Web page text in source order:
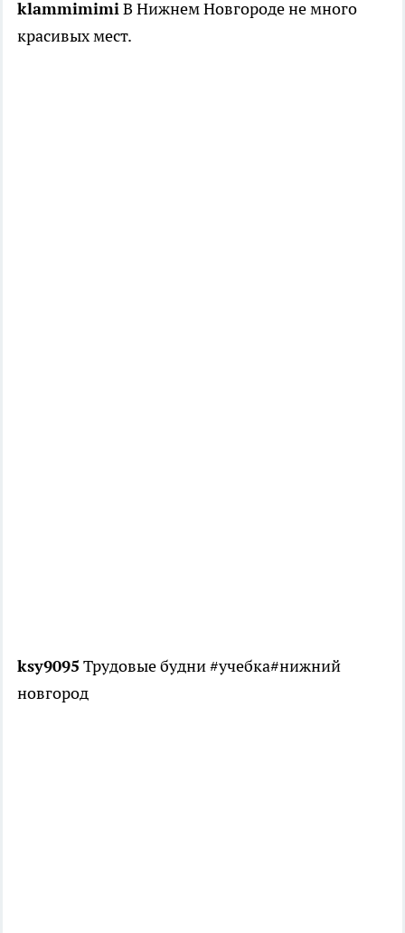
klammimimiВ Нижнем Новгороде не много
красивых мест.
ksy9095 Трудовые будни #учебка#нижний
новгород